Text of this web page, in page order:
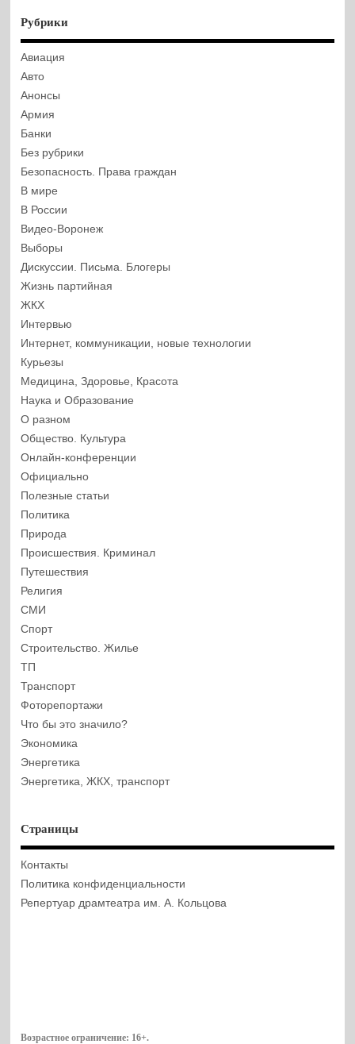
Рубрики
Авиация
Авто
Анонсы
Армия
Банки
Без рубрики
Безопасность. Права граждан
В мире
В России
Видео-Воронеж
Выборы
Дискуссии. Письма. Блогеры
Жизнь партийная
ЖКХ
Интервью
Интернет, коммуникации, новые технологии
Курьезы
Медицина, Здоровье, Красота
Наука и Образование
О разном
Общество. Культура
Онлайн-конференции
Официально
Полезные статьи
Политика
Природа
Происшествия. Криминал
Путешествия
Религия
СМИ
Спорт
Строительство. Жилье
ТП
Транспорт
Фоторепортажи
Что бы это значило?
Экономика
Энергетика
Энергетика, ЖКХ, транспорт
Страницы
Контакты
Политика конфиденциальности
Репертуар драмтеатра им. А. Кольцова
Возрастное ограничение: 16+.